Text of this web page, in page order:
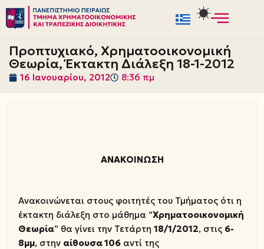
Μεταπηδήστε
στο
περιεχόμενο
Προπτυχιακό, Χρηματοοικονομική
Θεωρία, Έκτακτη Διάλεξη 18-1-2012
16 Ιανουαρίου, 2012 8:36 πμ
ΑΝΑΚΟΙΝΩΣΗ
Ανακοινώνεται στους φοιτητές του Τμήματος ότι η
έκτακτη διάλεξη στο μάθημα “Χρηματοοικονομική
Θεωρία” θα γίνει την Τετάρτη 18/1/2012, στις 6-
8μμ, στην αίθουσα 106 αντί της